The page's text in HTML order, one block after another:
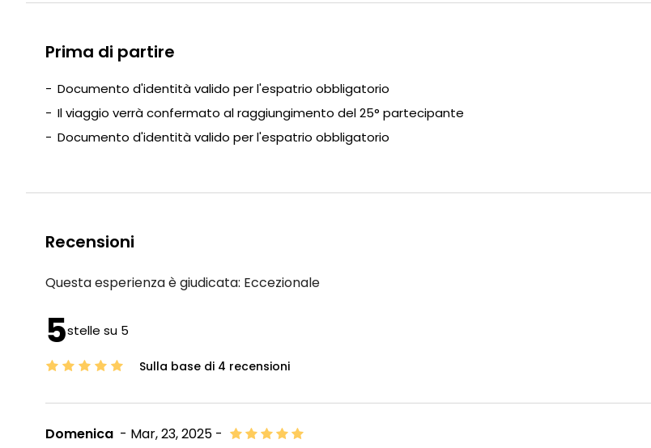
Prima di partire
Documento d'identità valido per l'espatrio obbligatorio
Il viaggio verrà confermato al raggiungimento del 25° partecipante
Documento d'identità valido per l'espatrio obbligatorio
Recensioni
Questa esperienza è giudicata: Eccezionale
5stelle su 5
Sulla base di 4 recensioni
- Mar, 23, 2025 -
Domenica